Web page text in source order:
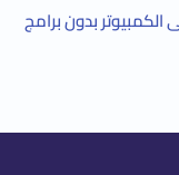
بدون برامج